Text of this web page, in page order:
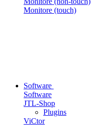
Monitore (touch)
Software
Software
JTL-Shop
Plugins
ViCtor